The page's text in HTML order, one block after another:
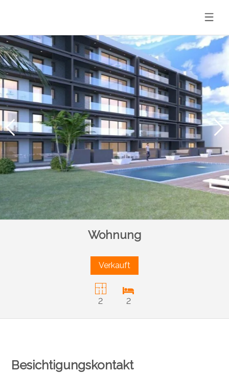
Wohnung
Verkauft
2 2
Besichtigungskontakt